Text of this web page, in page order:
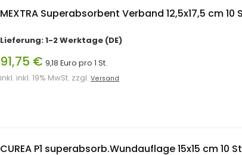
MEXTRA Superabsorbent Verband 12,5x17,5 cm 10
Lieferung: 1-2 Werktage (DE)
91,75 € 9,18 Euro pro 1 St.
inkl. inkl. 19% MwSt. zzgl. Versand
CUREA P1 superabsorb.Wundauflage 15x15 cm 10